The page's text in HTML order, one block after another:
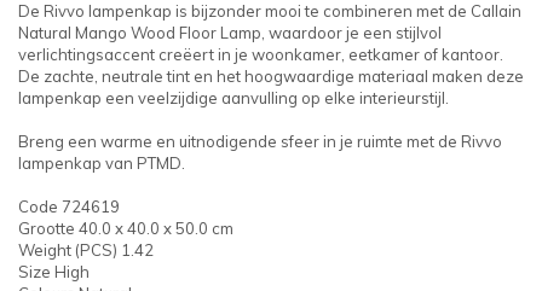
De Rivvo lampenkap is bijzonder mooi te combineren met de Callain
Natural Mango Wood Floor Lamp, waardoor je een stijlvol
verlichtingsaccent creëert in je woonkamer, eetkamer of kantoor.
De zachte, neutrale tint en het hoogwaardige materiaal maken deze
lampenkap een veelzijdige aanvulling op elke interieurstijl.
Breng een warme en uitnodigende sfeer in je ruimte met de Rivvo
lampenkap van PTMD.
Code 724619
Grootte 40.0 x 40.0 x 50.0 cm
Weight (PCS) 1.42
Size High